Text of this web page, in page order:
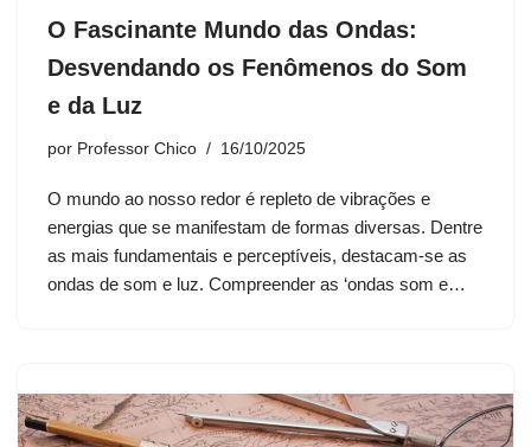
O Fascinante Mundo das Ondas:
Desvendando os Fenômenos do Som
e da Luz
por Professor Chico 16/10/2025
O mundo ao nosso redor é repleto de vibrações e
energias que se manifestam de formas diversas. Dentre
as mais fundamentais e perceptíveis, destacam-se as
ondas de som e luz. Compreender as ‘ondas som e…